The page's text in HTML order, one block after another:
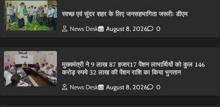
स्वच्छ एवं सुंदर शहर के लिए जनसहभागिता जरूरीः डीएम
News Desk August 8, 2026 0
मुख्यमंत्री ने 9 लाख 87 हजार17 पेंशन लाभार्थियों को कुल 146
करोड़ रुपये 32 लाख की पेंशन राशि का किया भुगतान
News Desk August 8, 2026 0